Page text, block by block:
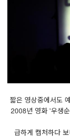
짧은 영상중에서도
2008년 영화 '우생
급하게 캡처하다